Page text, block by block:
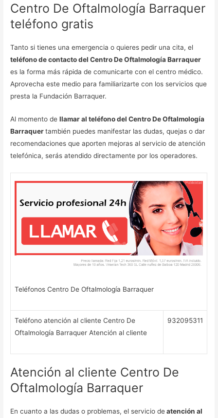
Centro De Oftalmología Barraquer
teléfono gratis
Tanto si tienes una emergencia o quieres pedir una cita, el
teléfono de contacto del Centro De Oftalmología Barraquer
es la forma más rápida de comunicarte con el centro médico.
Aprovecha este medio para familiarizarte con los servicios que
presta la Fundación Barraquer.
Al momento dellamar al teléfono del Centro De Oftalmología
Barraquertambién puedes manifestar las dudas, quejas o dar
recomendaciones que aporten mejoras al servicio de atención
telefónica, serás atendido directamente por los operadores.
Teléfonos Centro De Oftalmología Barraquer
Teléfono atención al cliente Centro De
Oftalmología Barraquer Atención al cliente
932095311
Atención al cliente Centro De
Oftalmología Barraquer
En cuanto a las dudas o problemas, el servicio deatención al